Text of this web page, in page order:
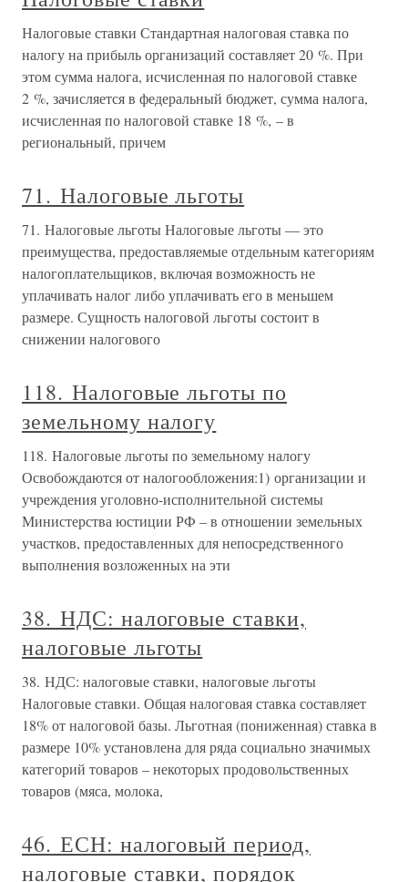
Налоговые ставки Стандартная налоговая ставка по
налогу на прибыль организаций составляет 20 %. При
этом сумма налога, исчисленная по налоговой ставке
2 %, зачисляется в федеральный бюджет, сумма налога,
исчисленная по налоговой ставке 18 %, – в
региональный, причем
71. Налоговые льготы
71. Налоговые льготы Налоговые льготы — это
преимущества, предоставляемые отдельным категориям
налогоплательщиков, включая возможность не
уплачивать налог либо уплачивать его в меньшем
размере. Сущность налоговой льготы состоит в
снижении налогового
118. Налоговые льготы по
земельному налогу
118. Налоговые льготы по земельному налогу
Освобождаются от налогообложения:1) организации и
учреждения уголовно-исполнительной системы
Министерства юстиции РФ – в отношении земельных
участков, предоставленных для непосредственного
выполнения возложенных на эти
38. НДС: налоговые ставки,
налоговые льготы
38. НДС: налоговые ставки, налоговые льготы
Налоговые ставки. Общая налоговая ставка составляет
18% от налоговой базы. Льготная (пониженная) ставка в
размере 10% установлена для ряда социально значимых
категорий товаров – некоторых продовольственных
товаров (мяса, молока,
46. ЕСН: налоговый период,
налоговые ставки, порядок